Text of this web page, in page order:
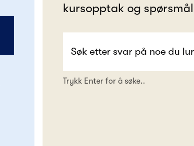
kursopptak og
Trykk Enter for å søke..